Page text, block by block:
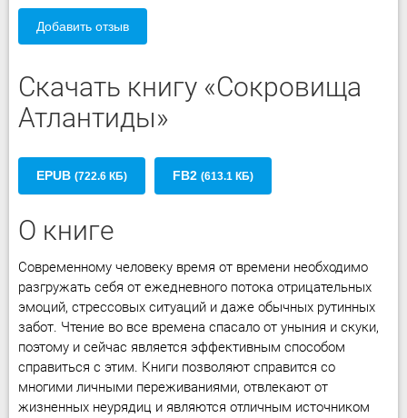
Добавить отзыв
Скачать книгу «Сокровища
Атлантиды»
EPUB (722.6 КБ) FB2 (613.1 КБ)
О книге
Современному человеку время от времени необходимо
разгружать себя от ежедневного потока отрицательных
эмоций, стрессовых ситуаций и даже обычных рутинных
забот. Чтение во все времена спасало от уныния и скуки,
поэтому и сейчас является эффективным способом
справиться с этим. Книги позволяют справится со
многими личными переживаниями, отвлекают от
жизненных неурядиц и являются отличным источником